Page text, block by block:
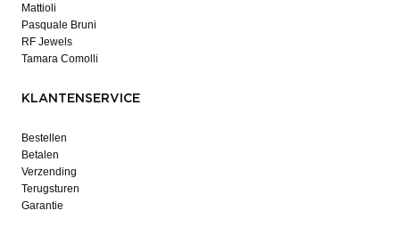
Mattioli
Pasquale Bruni
RF Jewels
Tamara Comolli
KLANTENSERVICE
Bestellen
Betalen
Verzending
Terugsturen
Garantie